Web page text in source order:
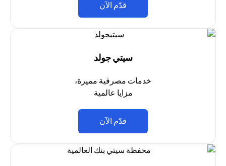
قدّم الآن
سيتي جولد
خدمات مصرفية مميزة،
مزايا عالمية
قدّم الآن